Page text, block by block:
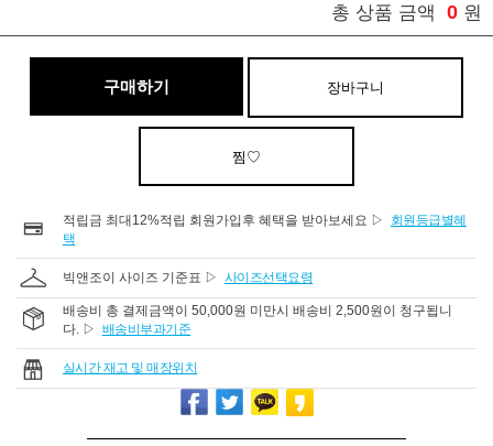
총 상품 금액 0 원
구매하기 장바구니
찜♡
적립금 최대12%적립 회원가입후 혜택을 받아보세요 ▷
회원등급별혜
택
빅앤조이 사이즈 기준표 ▷ 사이즈선택요령
배송비 총 결제금액이 50,000원 미만시 배송비 2,500원이 청구됩니
다. ▷ 배송비부과기준
실시간 재고 및 매장위치